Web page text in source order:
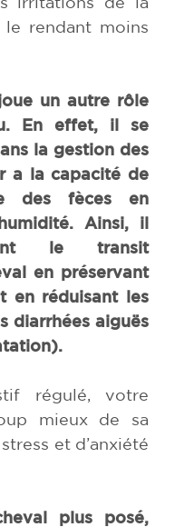
rendant moins
un autre rôle
En effet, il se
la gestion des
a la capacité de
des fèces en
Ainsi, il
le transit
en préservant
en réduisant les
diarrhées aiguës
régulé, votre
mieux de sa
et d’anxiété
plus posé,